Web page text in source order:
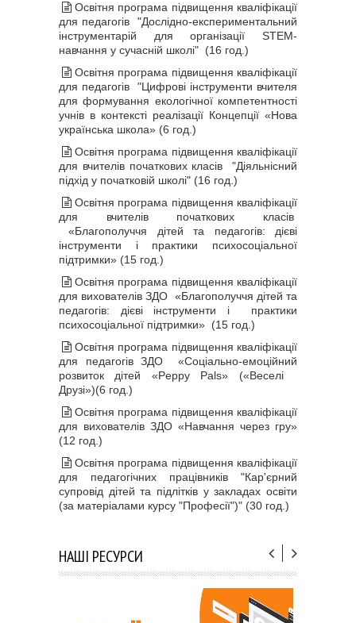
Освітня програма підвищення кваліфікації
для педагогів "Дослідно-експериментальний
інструментарій для організації STEM-
навчання у сучасній школі" (16 год.)
Освітня програма підвищення кваліфікації
для педагогів "Цифрові інструменти вчителя
для формування екологічної компетентності
учнів в контексті реалізації Концепції «Нова
українська школа» (6 год.)
Освітня програма підвищення кваліфікації
для вчителів початкових класів "Діяльнісний
підхід у початковій школі" (16 год.)
Освітня програма підвищення кваліфікації
для вчителів початкових класів
«Благополуччя дітей та педагогів: дієві
інструменти і практики психосоціальної
підтримки» (15 год.)
Освітня програма підвищення кваліфікації
для вихователів ЗДО «Благополуччя дітей та
педагогів: дієві інструменти і практики
психосоціальної підтримки» (15 год.)
Освітня програма підвищення кваліфікації
для педагогів ЗДО «Соціально-емоційний
розвиток дітей «Peppy Pals» («Веселі
Друзі»)(6 год.)
Освітня програма підвищення кваліфікації
для вихователів ЗДО «Навчання через гру»
(12 год.)
Освітня програма підвищення кваліфікації
для педагогічних працівників "Кар'єрний
супровід дітей та підлітків у закладах освіти
(за матеріалами курсу "Професії")" (30 год.)
НАШІ РЕСУРСИ